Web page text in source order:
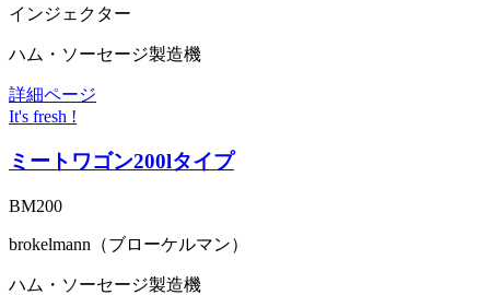
インジェクター
ハム・ソーセージ製造機
詳細ページ
It's fresh !
ミートワゴン200lタイプ
BM200
brokelmann（ブローケルマン）
ハム・ソーセージ製造機